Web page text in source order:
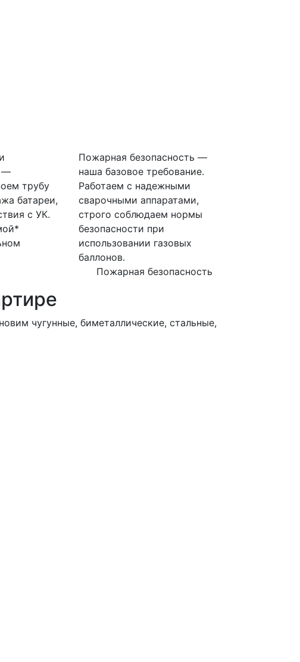
—
трубу
батареи,
с УК.
Пожарная безопасность —
наша базовое требование.
Работаем с надежными
сварочными аппаратами,
строго соблюдаем нормы
безопасности при
использовании газовых
баллонов.
Пожарная безопасность
чугунные, биметаллические, стальные,